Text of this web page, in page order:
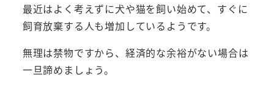
最近はよく考えずに犬や猫を飼い始めて、すぐに
飼育放棄する人も増加しているようです。
無理は禁物ですから、経済的な余裕がない場合は
一旦諦めましょう。